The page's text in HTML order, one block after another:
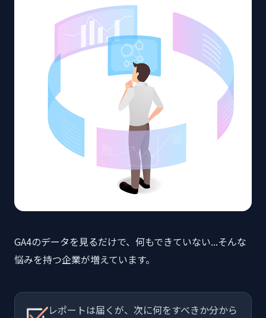
GA4のデータを見るだけで、何もできていない...そんな
悩みを持つ企業が増えています。
レポートは届くが、次に何をすべきか分から